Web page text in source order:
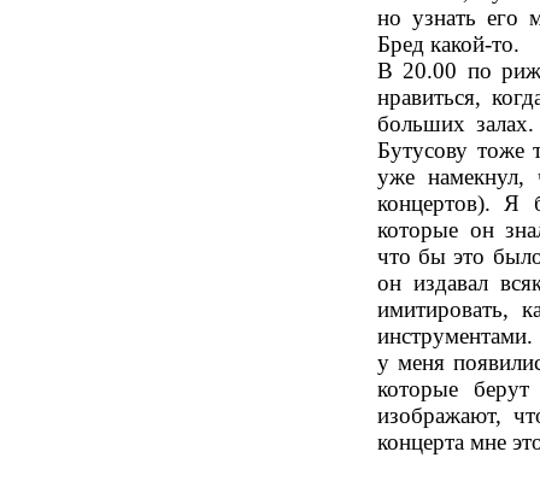
но узнать его
Бред какой-то.
В 20.00 по
нравиться,
больших
Бутусову тоже
уже намекнул,
концертов). Я
которые он
что бы это
он издавал
имитировать,
у меня
которые
изображают,
концерта мне